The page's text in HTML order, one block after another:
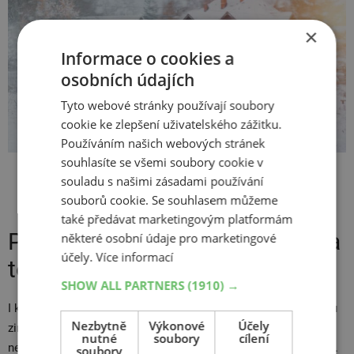
Při větší sněhové pokrývce je nejdřív potřeba sníh na cestě
prohrnout.
Posypová sůl urychluje korozi, a
to i v interiéru auta
I když jsou posypové soli účinným prostředkem k bezpečnému
zimnímu provozu, mohou poškodit vaše auto. A pokud si
neodepřete
jízdu na motorce v zimě, tak i váš jednostopý stroj.
×
Informace o cookies a
osobních údajích
Tyto webové stránky používají soubory
cookie ke zlepšení uživatelského zážitku.
Používáním našich webových stránek
souhlasíte se všemi soubory cookie v
souladu s našimi zásadami používání
souborů cookie. Se souhlasem můžeme
také předávat marketingovým platformám
některé osobní údaje pro marketingové
účely.Více informací
SHOW ALL PARTNERS(1910) →
Nezbytně
nutné
soubory
Výkonové
soubory
Účely
cílení